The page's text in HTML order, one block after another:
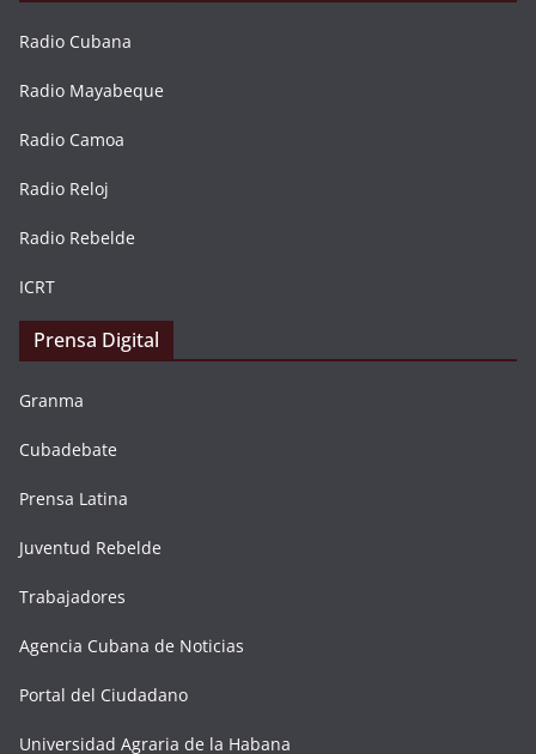
Radio Cubana
Radio Mayabeque
Radio Camoa
Radio Reloj
Radio Rebelde
ICRT
Prensa Digital
Granma
Cubadebate
Prensa Latina
Juventud Rebelde
Trabajadores
Agencia Cubana de Noticias
Portal del Ciudadano
Universidad Agraria de la Habana